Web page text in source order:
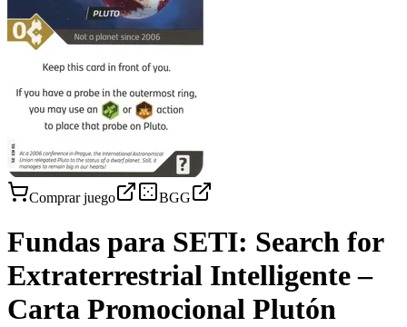
Comprar juego BGG
Fundas para SETI: Search for
Extraterrestrial Intelligente –
Carta Promocional Plutón